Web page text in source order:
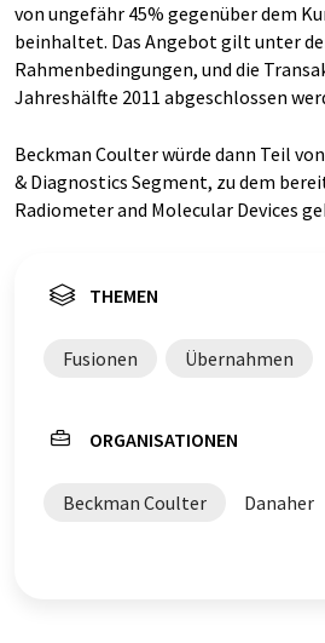
von ungefähr 45% gegenüber dem
beinhaltet. Das Angebot gilt unter
Rahmenbedingungen, und die
Jahreshälfte 2011 abgeschlossen
Beckman Coulter würde dann Teil
& Diagnostics Segment, zu dem
Radiometer and Molecular Devices
THEMEN
Fusionen Übernahmen
ORGANISATIONEN
Beckman Coulter Danaher